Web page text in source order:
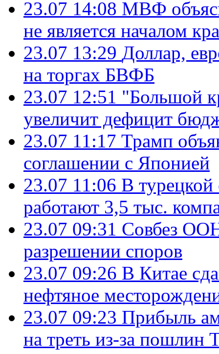
23.07 14:08 МВФ
не является началом
23.07 13:29 Доллар,
на торгах БВФБ
23.07 12:51 "Большой
увеличит дефицит
23.07 11:17 Трамп
соглашении с Японией
23.07 11:06 В
работают 3,5 тыс.
23.07 09:31 Совбез
разрешении споров
23.07 09:26 В Китае
нефтяное
23.07 09:23 Прибыль
на треть из-за пошлин